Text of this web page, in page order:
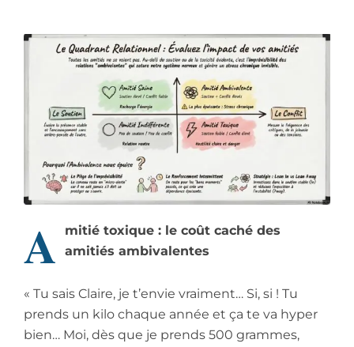
A
mitié toxique : le coût caché des
amitiés ambivalentes
« Tu sais Claire, je t’envie vraiment… Si, si ! Tu
prends un kilo chaque année et ça te va hyper
bien… Moi, dès que je prends 500 grammes,